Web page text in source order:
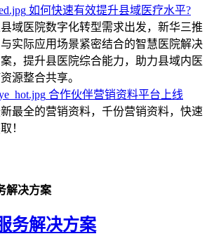
如何快速有效提升县域医疗水平?
县域医院数字化转型需求出发，新华三推
实际应用场景紧密结合的智慧医院解决
，提升县医院综合能力，助力县域内医
源整合共享。
合作伙伴营销资料平台上线
最全的营销资料，千份营销资料，快速
！
解决方案
务解决方案